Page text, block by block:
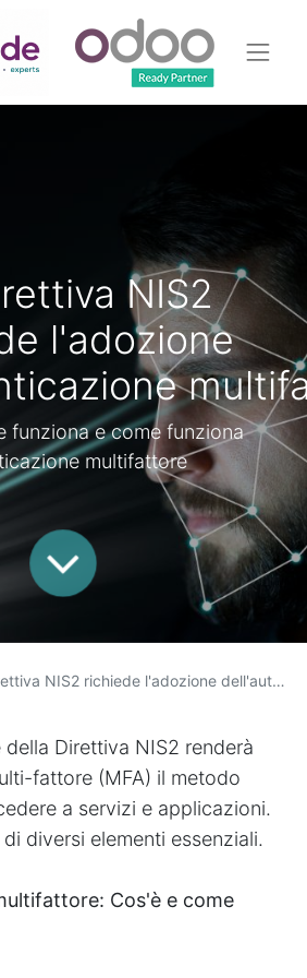
NIS2
l'adozione
funziona e come funziona
multifattore
NIS2 richiede l'adozione dell'autenticazione multifattore
della Direttiva NIS2 renderà
fattore (MFA) il metodo
a servizi e applicazioni.
diversi elementi essenziali.
Cos'è e come